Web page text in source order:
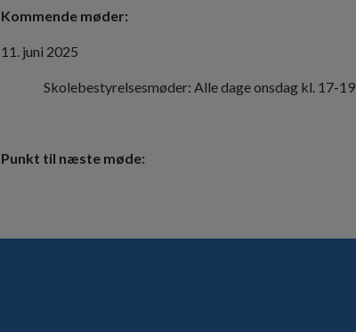
Kommende møder:
11. juni 2025
Skolebestyrelsesmøder: Alle dage onsdag kl. 17-19
Punkt til næste møde: